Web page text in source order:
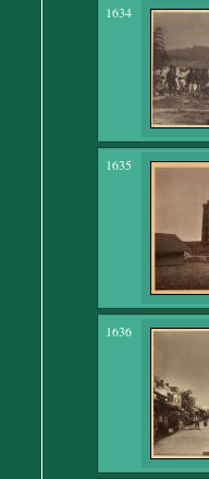
1634
1635
1636